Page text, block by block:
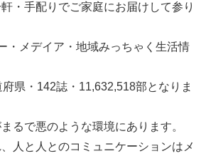
・手配りでご家庭にお届けして参り
・メデイア・地域みっちゃく生活情
県・142誌・11,632,518部となりま
るで悪のような環境にあります。
人と人とのコミュニケーションはメ